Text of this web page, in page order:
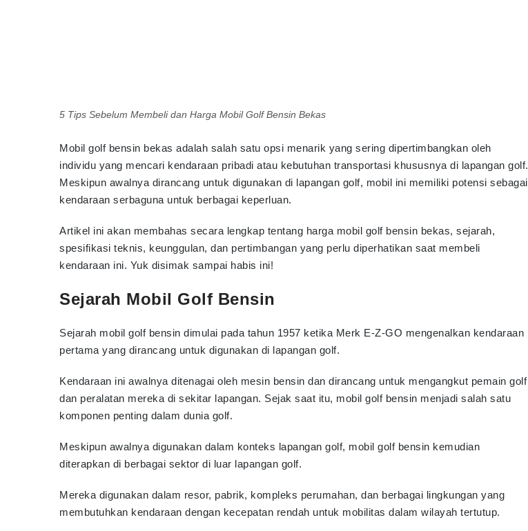
5 Tips Sebelum Membeli dan Harga Mobil Golf Bensin Bekas
Mobil golf bensin bekas adalah salah satu opsi menarik yang sering dipertimbangkan oleh
individu yang mencari kendaraan pribadi atau kebutuhan transportasi khususnya di lapangan golf.
Meskipun awalnya dirancang untuk digunakan di lapangan golf, mobil ini memiliki potensi sebagai
kendaraan serbaguna untuk berbagai keperluan.
Artikel ini akan membahas secara lengkap tentang harga mobil golf bensin bekas, sejarah,
spesifikasi teknis, keunggulan, dan pertimbangan yang perlu diperhatikan saat membeli
kendaraan ini. Yuk disimak sampai habis ini!
Sejarah Mobil Golf Bensin
Sejarah mobil golf bensin dimulai pada tahun 1957 ketika Merk E-Z-GO mengenalkan kendaraan
pertama yang dirancang untuk digunakan di lapangan golf.
Kendaraan ini awalnya ditenagai oleh mesin bensin dan dirancang untuk mengangkut pemain golf
dan peralatan mereka di sekitar lapangan. Sejak saat itu, mobil golf bensin menjadi salah satu
komponen penting dalam dunia golf.
Meskipun awalnya digunakan dalam konteks lapangan golf, mobil golf bensin kemudian
diterapkan di berbagai sektor di luar lapangan golf.
Mereka digunakan dalam resor, pabrik, kompleks perumahan, dan berbagai lingkungan yang
membutuhkan kendaraan dengan kecepatan rendah untuk mobilitas dalam wilayah tertutup.